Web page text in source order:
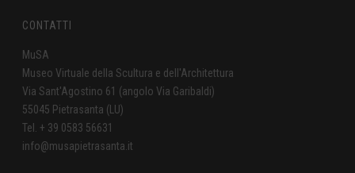
CONTATTI
MuSA
Museo Virtuale della Scultura e dell'Architettura
Via Sant'Agostino 61 (angolo Via Garibaldi)
55045 Pietrasanta (LU)
Tel. + 39 0583 56631
info@musapietrasanta.it